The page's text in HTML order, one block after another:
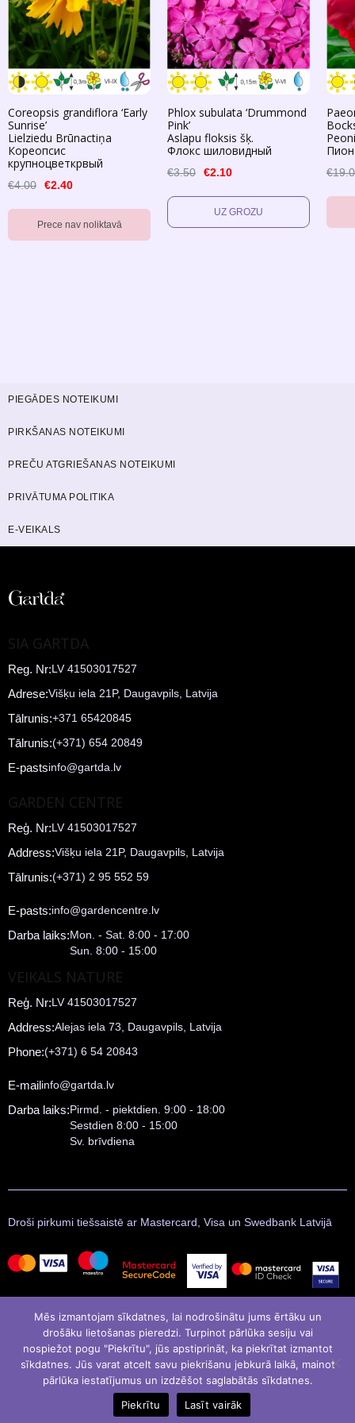
Coreopsis grandiflora ‘Early
Sunrise’
Lielziedu Brūnactiņa
Кореопсис
крупноцветкрвый
€4.00 €2.40
Prece nav noliktavā
Phlox subulata ‘Drummond
Pink’
Aslapu floksis šķ.
Флокс шиловидный
€3.50 €2.10
Пион
E-VEIKALS
PRIVĀTUMA POLITIKA
PREČU ATGRIEŠANAS NOTEIKUMI
PIRKŠANAS NOTEIKUMI
PIEGĀDES NOTEIKUMI
SIA GARTDA
Reg. Nr:LV 41503017527
Adrese:Višķu iela 21P, Daugavpils, Latvija
Tālrunis:+371 65420845
Tālrunis:(+371) 654 20849
E-pastsinfo@gartda.lv
GARDEN CENTRE
Reģ. Nr:LV 41503017527
Address:Višķu iela 21P, Daugavpils, Latvija
Tālrunis:(+371) 2 95 552 59
E-pasts:info@gardencentre.lv
Darba laiks:Mon. - Sat. 8:00 - 17:00
Sun. 8:00 - 15:00
VEIKALS NATURE
Reģ. Nr:LV 41503017527
Address:Alejas iela 73, Daugavpils, Latvija
Phone:(+371) 6 54 20843
E-mailinfo@gartda.lv
Darba laiks:Pirmd. - piektdien. 9:00 - 18:00
Sestdien 8:00 - 15:00
Sv. brīvdiena
Droši pirkumi tiešsaistē ar Mastercard, Visa un Swedbank Latvijā
© Gartda 2021 Izstrādāja
Mēs izmantojam sīkdatnes, lai nodrošinātu jums ērtāku un
drošāku lietošanas pieredzi. Turpinot pārlūka sesiju vai
nospiežot pogu "Piekrītu", jūs apstiprināt, ka piekrītat izmantot
sīkdatnes. Jūs varat atcelt savu piekrišanu jebkurā laikā, mainot
pārlūka iestatījumus un izdzēšot saglabātās sīkdatnes.
Piekrītu
Lasīt vairāk